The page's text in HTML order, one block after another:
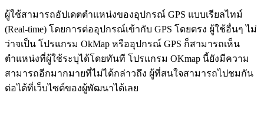
ผู้ใช้สามารถอัปเดตตำแหน่งของอุปกรณ์ GPS แบบเรียลไทม์
(Real-time) โดยการต่ออุปกรณ์เข้ากับ GPS โดยตรง ผู้ใช้อื่นๆ ไม่
ว่าจเป็น โปรแกรม OkMap หรืออุปกรณ์ GPS ก็สามารถเห็น
ตำแหน่งที่ผู้ใช้ระบุได้โดยทันที โปรแกรม OKmap นี้ยังมีความ
สามารถอีกมากมายที่ไม่ได้กล่าวถึง ผู้ที่สนใจสามารถไปชมกัน
ต่อได้ที่เว็บไซต์ของผู้พัฒนาได้เลย